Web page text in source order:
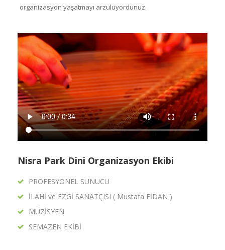
organizasyon yaşatmayı arzuluyordunuz.
Nisra Park Dini Organizasyon Ekibi
PROFESYONEL SUNUCU
İLAHİ ve EZGİ SANATÇISI ( Mustafa FİDAN )
MÜZİSYEN
SEMAZEN EKİBİ